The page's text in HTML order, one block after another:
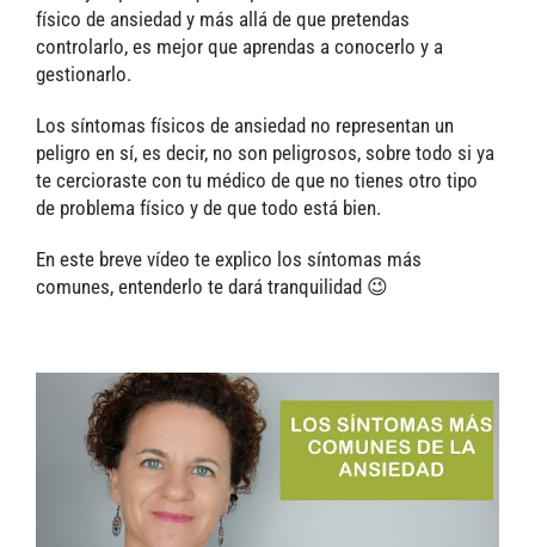
físico de ansiedad y más allá de que pretendas
controlarlo, es mejor que aprendas a conocerlo y a
gestionarlo.
Los síntomas físicos de ansiedad no representan un
peligro en sí, es decir, no son peligrosos, sobre todo si ya
te cercioraste con tu médico de que no tienes otro tipo
de problema físico y de que todo está bien.
En este breve vídeo te explico los síntomas más
comunes, entenderlo te dará tranquilidad 😉